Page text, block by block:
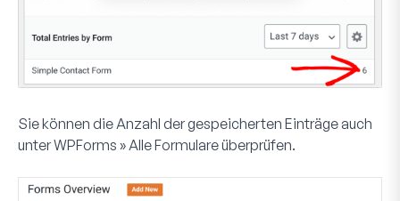
Sie können die Anzahl der gespeicherten Einträge auch
unterWPForms » Alle Formulareüberprüfen.